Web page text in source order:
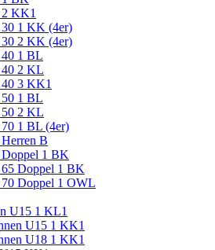
KK1
1 KK (4er)
2 KK (4er)
1 BL
40 2 KL
3 KK1
1 BL
50 2 KL
1 BL (4er)
B
1 BK
Doppel 1 BK
Doppel 1 OWL
U15 1 KL1
U15 1 KK1
U18 1 KK1